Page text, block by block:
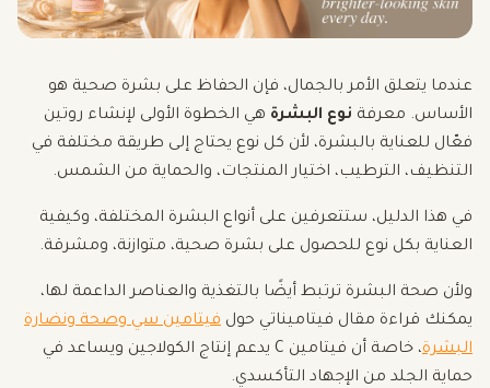
عندما يتعلق الأمر بالجمال، فإن الحفاظ على بشرة صحية هو
الأساس. معرفة نوع البشرة هي الخطوة الأولى لإنشاء روتين
فعّال للعناية بالبشرة، لأن كل نوع يحتاج إلى طريقة مختلفة في
التنظيف، الترطيب، اختيار المنتجات، والحماية من الشمس.
في هذا الدليل، ستتعرفين على أنواع البشرة المختلفة، وكيفية
العناية بكل نوع للحصول على بشرة صحية، متوازنة، ومشرقة.
ولأن صحة البشرة ترتبط أيضًا بالتغذية والعناصر الداعمة لها،
يمكنك قراءة مقال فيتاميناتي حول فيتامين سي وصحة ونضارة
البشرة
، خاصة أن فيتامين C يدعم إنتاج الكولاجين ويساعد في
حماية الجلد من الإجهاد التأكسدي.